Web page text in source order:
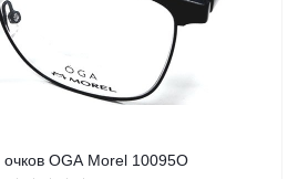
OGA Morel 10095O